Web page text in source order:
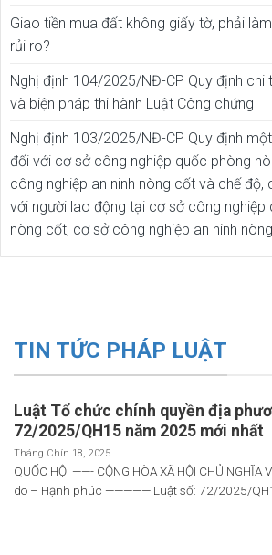
Giao tiền mua đất không giấy tờ, phải
rủi ro?
Nghị định 104/2025/NĐ-CP Quy định chi
và biện pháp thi hành Luật Công chứng
Nghị định 103/2025/NĐ-CP Quy định
đối với cơ sở công nghiệp quốc phòng
công nghiệp an ninh nòng cốt và chế độ,
với người lao động tại cơ sở công nghiệp
nòng cốt, cơ sở công nghiệp an ninh
TIN TỨC PHÁP LUẬT
Luật Tổ chức chính quyền địa
72/2025/QH15 năm 2025 mới nhất
Tháng Chín 18, 2025
QUỐC HỘI ——- CỘNG HÒA XÃ HỘI CHỦ
do – Hạnh phúc ————— Luật số: 72/2025/